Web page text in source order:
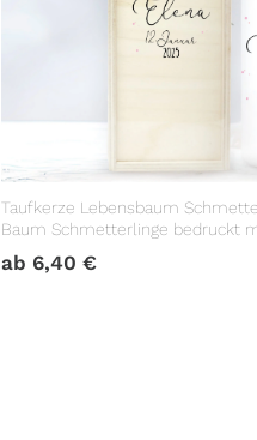
Taufkerze Lebensbaum
Baum Schmetterlinge bedruckt
Taufspruch
ab 6,40 €